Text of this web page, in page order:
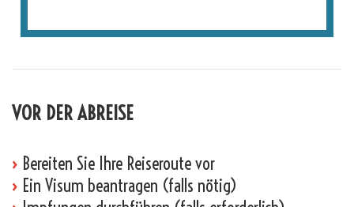
VOR DER ABREISE
› Bereiten Sie Ihre Reiseroute vor
› Ein Visum beantragen (falls nötig)